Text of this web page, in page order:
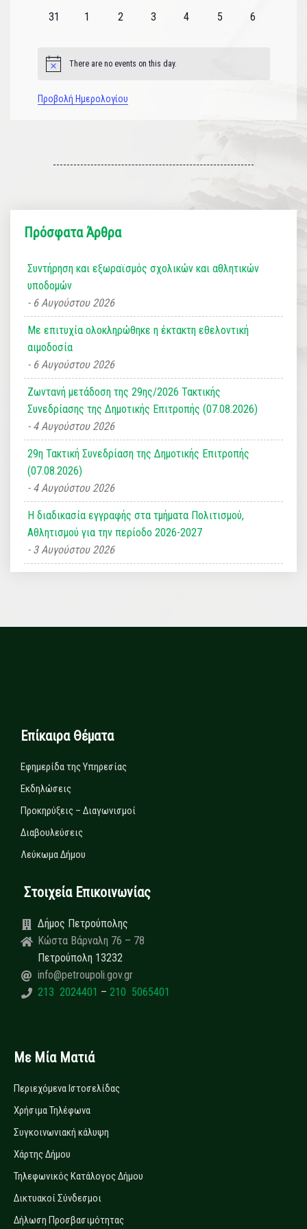
0
31
0
1
0
2
0
3
0
4
0
5
0
6
Notice There are no events on this day.
Προβολή Ημερολογίου
Πρόσφατα Άρθρα
Συντήρηση και εξωραϊσμός σχολικών και αθλητικών
υποδομών
6 Αυγούστου 2026
Με επιτυχία ολοκληρώθηκε η έκτακτη εθελοντική
αιμοδοσία
6 Αυγούστου 2026
Ζωντανή μετάδοση της 29ης/2026 Τακτικής
Συνεδρίασης της Δημοτικής Επιτροπής (07.08.2026)
4 Αυγούστου 2026
29η Τακτική Συνεδρίαση της Δημοτικής Επιτροπής
(07.08.2026)
4 Αυγούστου 2026
Η διαδικασία εγγραφής στα τμήματα Πολιτισμού,
Αθλητισμού για την περίοδο 2026-2027
3 Αυγούστου 2026
Επίκαιρα Θέματα
Εφημερίδα της Υπηρεσίας
Εκδηλώσεις
Προκηρύξεις – Διαγωνισμοί
Διαβουλεύσεις
Λεύκωμα Δήμου
Στοιχεία Επικοινωνίας
Δήμος Πετρούπολης
Κώστα Βάρναλη 76 – 78
Πετρούπολη 13232
info@petroupoli.gov.gr
213 2024401 – 210 5065401
Με Μία Ματιά
Περιεχόμενα Ιστοσελίδας
Χρήσιμα Τηλέφωνα
Συγκοινωνιακή κάλυψη
Χάρτης Δήμου
Τηλεφωνικός Κατάλογος Δήμου
Δικτυακοί Σύνδεσμοι
Δήλωση Προσβασιμότητας